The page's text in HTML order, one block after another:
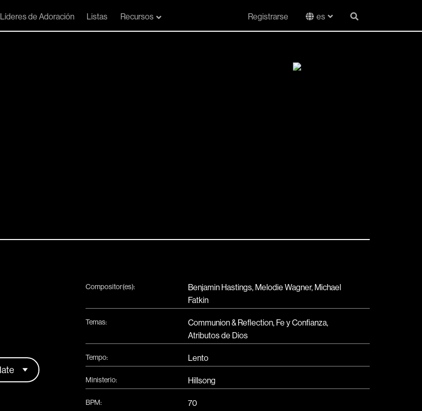
Líderes de Adoración Listas Recursos Registrarse es
Compositor(es):
Benjamin Hastings, Melodie Wagner, Michael
Fatkin
Temas:
Communion & Reflection, Fe y Confianza,
Atributos de Dios
Tempo: Lento
Ministerio: Hillsong
BPM: 70